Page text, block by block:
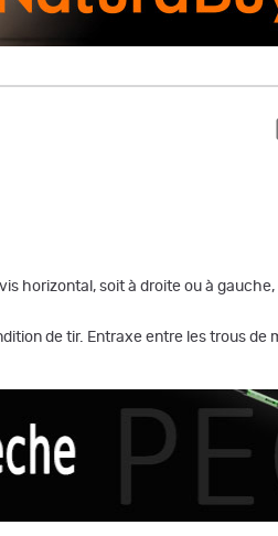
horizontal, soit à droite ou à
de tir. Entraxe entre les trous de